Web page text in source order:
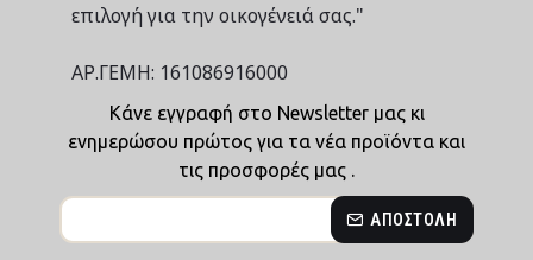
επιλογή για την οικογένειά σας."
ΑΡ.ΓΕΜΗ: 161086916000
Κάνε εγγραφή στο Newsletter μας κι
ενημερώσου πρώτος για τα νέα προϊόντα και
τις προσφορές μας .
ΑΠΟΣΤΟΛΉ